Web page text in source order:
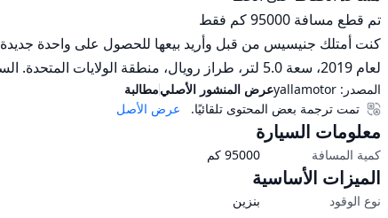
لعام 2019، سعة 5.0 لتر، طراز رويال، منطقة الولايات المتحدة. السيارة في حالة جيدة تمامًا. خالية تمامًا من المشاكل.
المصدر: yallamotorعرض المنشور الأصليمطالبة
عرض الأصل
تمت ترجمة بعض المحتوى تلقائيًا.
معلومات السيارة
كمية المسافة 95000 كم
الميزات الأساسية
نوع الوقود بنزين